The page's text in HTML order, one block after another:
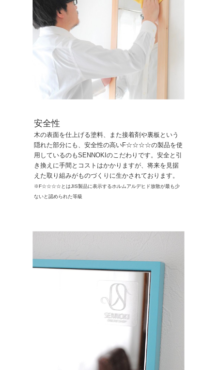
安全性
木の表面を仕上げる塗料、また接着剤や裏板という
隠れた部分にも、安全性の高いF☆☆☆☆の製品を使
用しているのもSENNOKIのこだわりです。安全と引
き換えに手間とコストはかかりますが、将来を見据
えた取り組みがものづくりに生かされております。
※F☆☆☆☆とはJIS製品に表示するホルムアルデヒド放散が最も少
ないと認められた等級